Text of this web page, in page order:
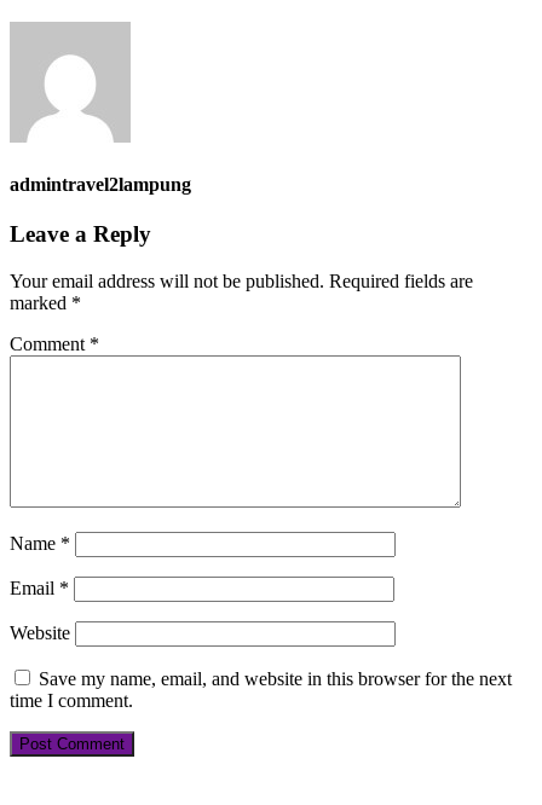
admintravel2lampung
Leave a Reply
Your email address will not be published. Required fields are
marked *
Comment *
Name *
Email *
Website
Save my name, email, and website in this browser for the next
time I comment.